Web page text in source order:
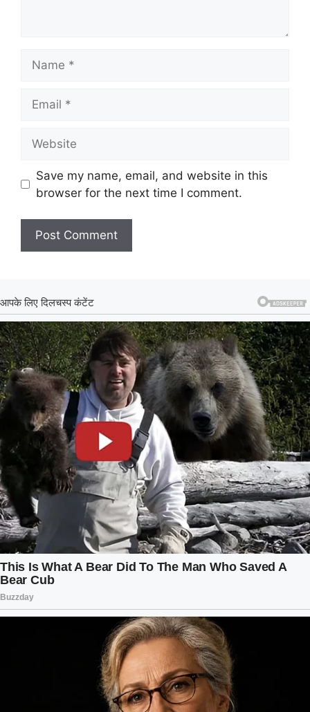
Save my name, email, and website in this
browser for the next time I comment.